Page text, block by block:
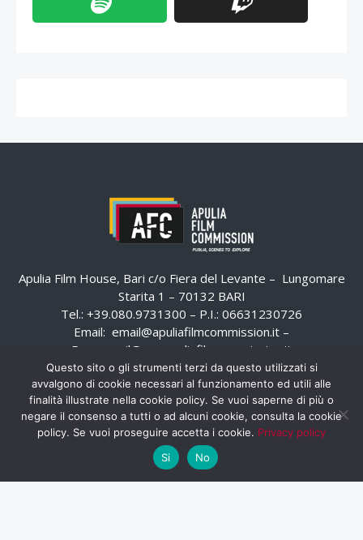
Apulia Film House, Bari c/o Fiera del Levante – Lungomare
Starita 1 – 70132 BARI
Tel.: +39.080.9731300 – P.I.: 06631230726
Email: email@apuliafilmcommission.it –
Pec:
email@pec.apuliafilmcommission.it
Questo sito o gli strumenti terzi da questo utilizzati si
avvalgono di cookie necessari al funzionamento ed utili alle
finalità illustrate nella cookie policy. Se vuoi saperne di più o
negare il consenso a tutti o ad alcuni cookie, consulta la cookie
policy. Se vuoi proseguire accetta i cookie. Privacy policy
Si
No